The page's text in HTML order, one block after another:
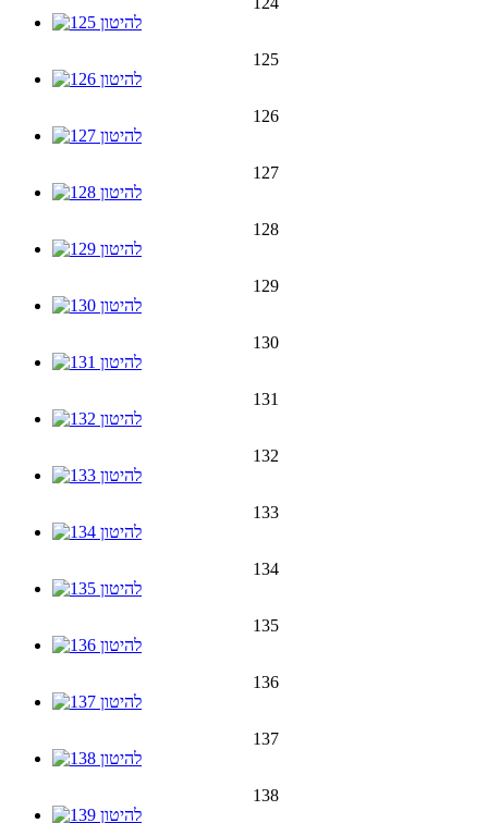
125
126
127
128
129
130
131
132
133
134
135
136
137
138